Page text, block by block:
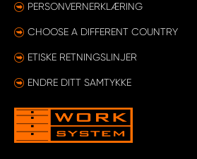
PERSONVERNERKLÆRING
CHOOSE A DIFFERENT COUNTRY
ETISKE RETNINGSLINJER
ENDRE DITT SAMTYKKE